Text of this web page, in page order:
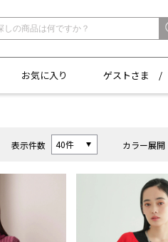
お気に入り ゲストさま /
表示件数 カラー展開